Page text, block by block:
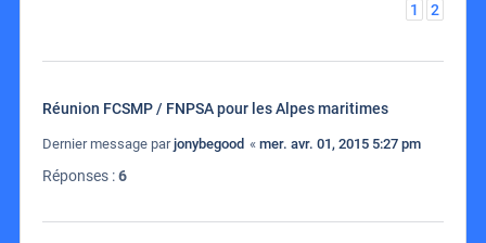
1
2
Réunion FCSMP / FNPSA pour les Alpes maritimes
Dernier message parjonybegood « mer. avr. 01, 2015 5:27 pm
Réponses :6